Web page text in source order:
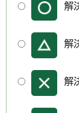
解
解
解